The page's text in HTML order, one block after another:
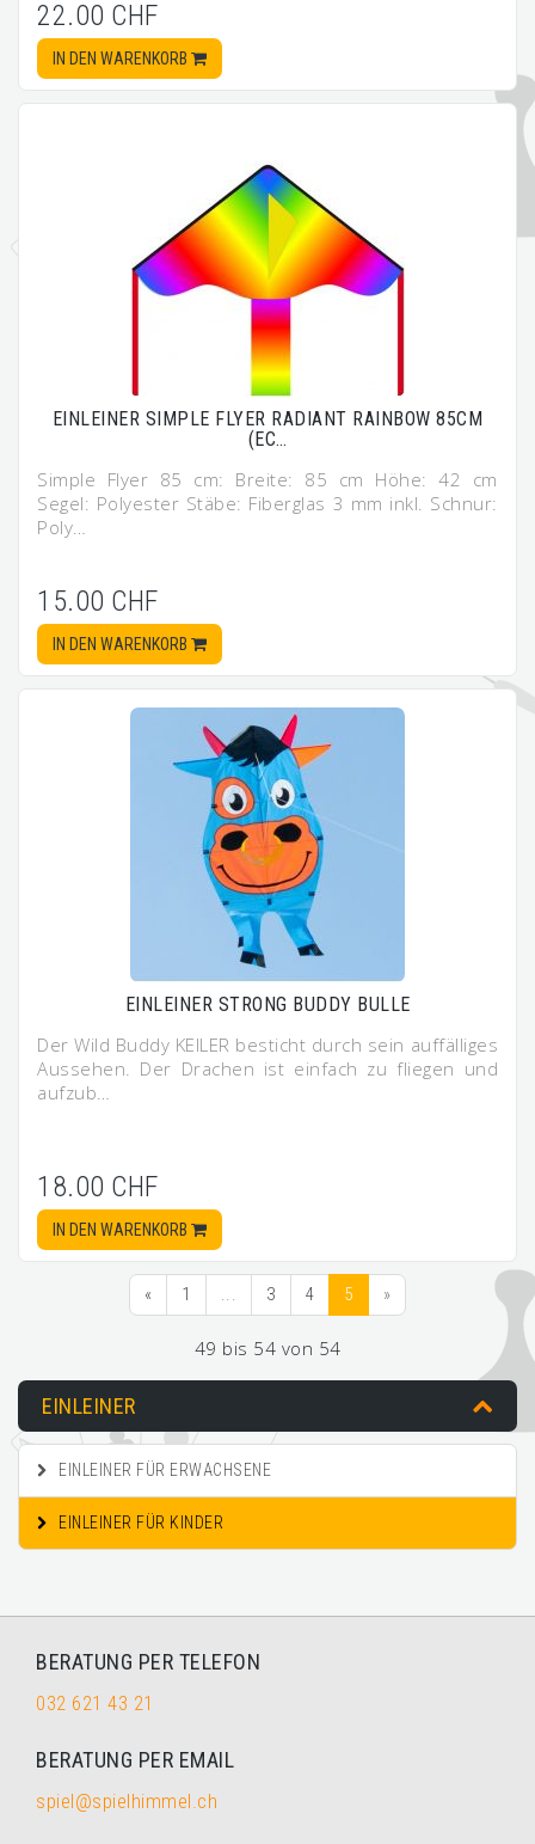
22.00 CHF
IN DEN WARENKORB
EINLEINER SIMPLE FLYER RADIANT RAINBOW 85CM
(EC…
Simple Flyer 85 cm: Breite: 85 cm Höhe: 42 cm
Segel: Polyester Stäbe: Fiberglas 3 mm inkl. Schnur:
Poly…
15.00 CHF
IN DEN WARENKORB
EINLEINER STRONG BUDDY BULLE
Der Wild Buddy KEILER besticht durch sein auffälliges
Aussehen. Der Drachen ist einfach zu fliegen und
aufzub…
18.00 CHF
IN DEN WARENKORB
« 1 ... 3 4 5 »
49 bis 54 von 54
EINLEINER
EINLEINER FÜR ERWACHSENE
EINLEINER FÜR KINDER
BERATUNG PER TELEFON
032 621 43 21
BERATUNG PER EMAIL
spiel@spielhimmel.ch